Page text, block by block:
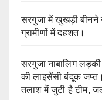
सरगुजा में खुखड़ी बीनने
ग्रामीणों में दहशत।
सरगुजा नाबालिग
की लाइसेंसी बंदूक
तलाश में जुटी है टीम,